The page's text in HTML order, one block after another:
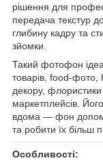
рішення для
передача текстур
глибину кадру та
зйомки.
Такий фотофон
товарів, food-фото,
декору,
маркетплейсів.
вдома — фон
та робити їх більш
Особливості: